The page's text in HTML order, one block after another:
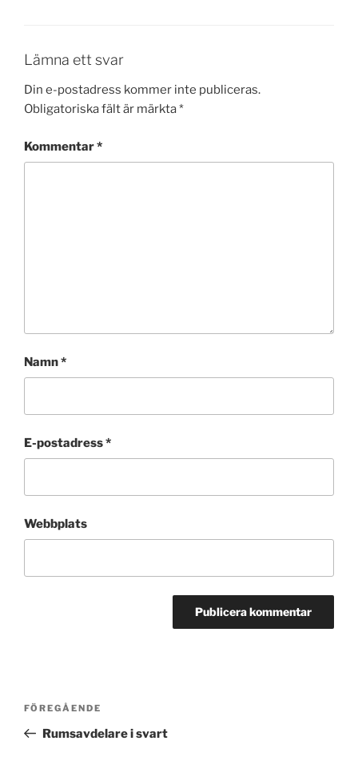
Lämna ett svar
Din e-postadress kommer inte publiceras.
Obligatoriska fält är märkta*
Kommentar*
Namn*
E-postadress*
Webbplats
Inläggsnavigering
Föregående
inlägg
FÖREGÅENDE
Rumsavdelare i svart